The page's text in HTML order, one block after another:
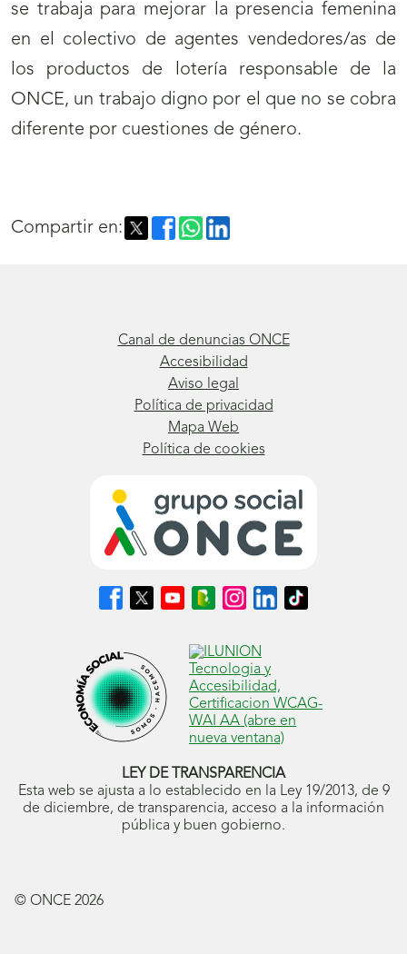
se trabaja para mejorar la presencia femenina
en el colectivo de agentes vendedores/as de
los productos de lotería responsable de la
ONCE, un trabajo digno por el que no se cobra
diferente por cuestiones de género.
Compartir en:
Canal de denuncias ONCE
Accesibilidad
Aviso legal
Política de privacidad
Mapa Web
Política de cookies
Síguenos
en
abrirá
en
ventana
nueva)
Síguenos
en
abrirá
en
ventana
nueva)
Síguenos
en
abrirá
en
ventana
nueva)
Síguenos
en
Blog
ONCE
(se
abrirá
en
ventana
nueva)
Síguenos
en
(se
abrirá
en
ventana
nueva)
Síguenos
en
(se
abrirá
en
ventana
nueva)
Síguenos
en
ventana
nueva)
LEY DE TRANSPARENCIA
Esta web se ajusta a lo establecido en la Ley 19/2013, de 9
de diciembre, de transparencia, acceso a la información
pública y buen gobierno.
© ONCE 2026